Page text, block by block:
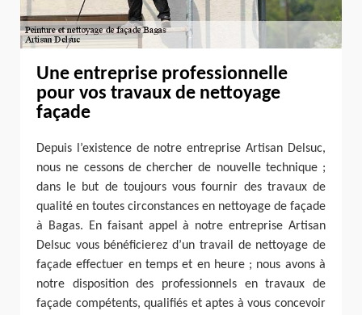
Une entreprise professionnelle
pour vos travaux de nettoyage
façade
Depuis l’existence de notre entreprise Artisan Delsuc,
nous ne cessons de chercher de nouvelle technique ;
dans le but de toujours vous fournir des travaux de
qualité en toutes circonstances en nettoyage de façade
à Bagas. En faisant appel à notre entreprise Artisan
Delsuc vous bénéficierez d’un travail de nettoyage de
façade effectuer en temps et en heure ; nous avons à
notre disposition des professionnels en travaux de
façade compétents, qualifiés et aptes à vous concevoir